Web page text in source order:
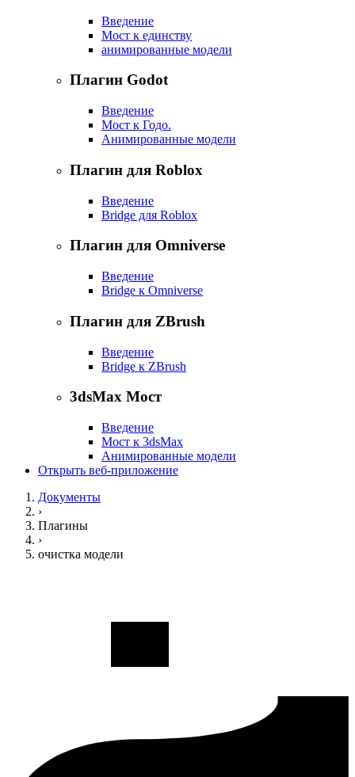
Введение
Мост к единству
анимированные модели
Плагин Godot
Введение
Мост к Годо.
Анимированные модели
Плагин для Roblox
Введение
Bridge для Roblox
Плагин для Omniverse
Введение
Bridge к Omniverse
Плагин для ZBrush
Введение
Bridge к ZBrush
3dsMax Мост
Введение
Мост к 3dsMax
Анимированные модели
Открыть веб-приложение
Документы
›
Плагины
›
очистка модели